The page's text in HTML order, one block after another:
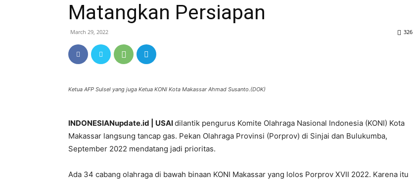
Matangkan Persiapan
March 29, 2022 326
Ketua AFP Sulsel yang juga Ketua KONI Kota Makassar Ahmad Susanto.(DOK)
INDONESIANupdate.id | USAIdilantik pengurus Komite Olahraga Nasional Indonesia (KONI) Kota
Makassar langsung tancap gas. Pekan Olahraga Provinsi (Porprov) di Sinjai dan Bulukumba,
September 2022 mendatang jadi prioritas.
Ada 34 cabang olahraga di bawah binaan KONI Makassar yang lolos Porprov XVII 2022. Karena itu